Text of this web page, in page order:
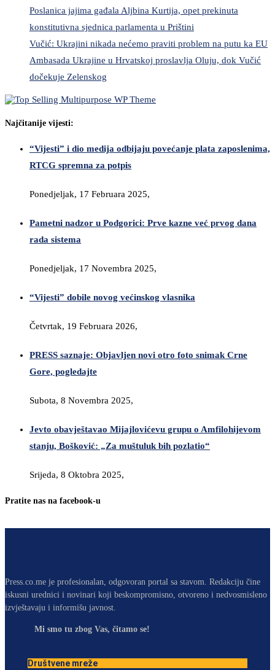
Poslanica jajima gađala Aljbina Kurtija, opet prekinuta
konstitutivna sjednica parlamenta u Prištini
Vučić: Ukrajini nikada nećemo praviti problem na putu ka EU
Ambasada Ukrajine u Hrvatskoj proslavlja Oluju, dok Vučić
dočekuje Zelenskog
Najčitanije vijesti:
“Vijesti” i dio medija odbijaju povećanje plata zaposlenima,
RTCG spremna za potpis
Ponedjeljak, 17 Februara 2025,
Pametni nadzor u Podgorici: Prve kazne već prvog dana
rada sistema
Ponedjeljak, 17 Novembra 2025,
“Vijesti” dobile novog većinskog vlasnika
Četvrtak, 19 Februara 2026,
PRESS saznaje: Objavljen novi otro foto snimak Crne
Gore, pogledajte
Subota, 8 Novembra 2025,
Jevto obavještavao Mijajlovićevu grupu o Amfilohijevom
stanju, Bošković: „Za muštuluk bih pozlatio“
Srijeda, 8 Oktobra 2025,
Pratite nas na facebook-u
Press.co.me je profesionalan, odgovoran portal sa stavom. Redakciju čine
iskusni urednici i novinari koji beskompromisno, otvoreno i nedvosmisleno
izvještavaju i informišu javnost.
Mi smo tu zbog Vas, čitamo se!
Društvene mreže